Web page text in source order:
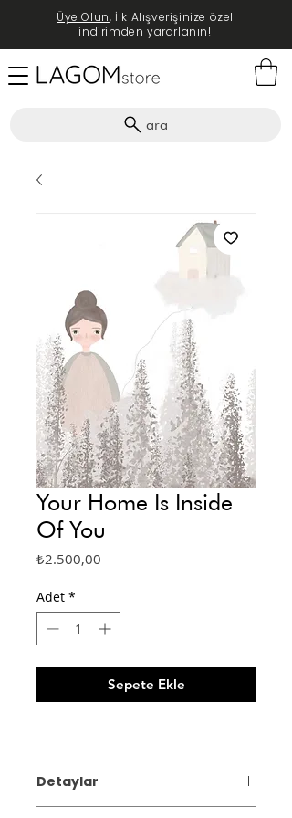
ara
Üye Olun, İlk Alışverişinize özel
indirimden yararlanın!
Your Home Is Inside
Of You
₺2.500,00
Adet *
Sepete Ekle
Detaylar